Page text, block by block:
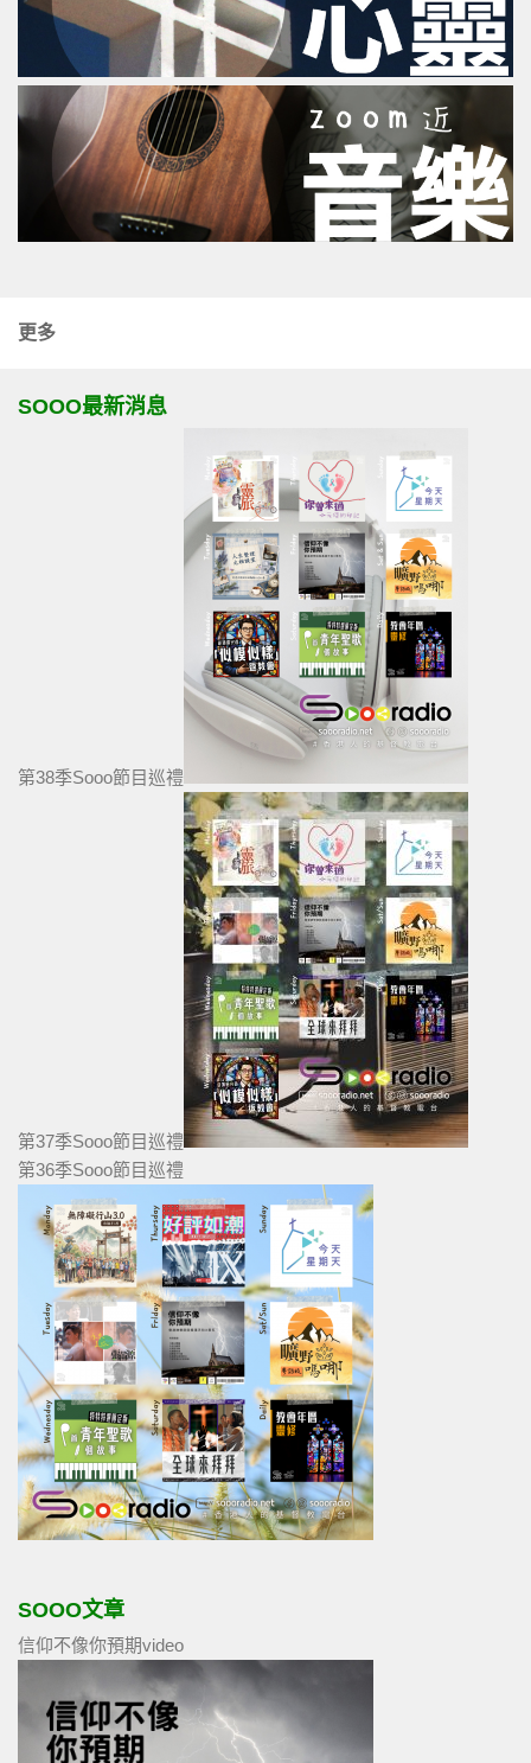
更多
SOOO最新消息
第38季Sooo節目巡禮
第37季Sooo節目巡禮
第36季Sooo節目巡禮
SOOO文章
信仰不像你預期video